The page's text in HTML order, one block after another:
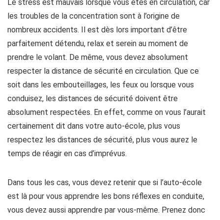
Le stress est mauvais lorsque vous êtes en circulation, car
les troubles de la concentration sont à l’origine de
nombreux accidents. Il est dès lors important d’être
parfaitement détendu, relax et serein au moment de
prendre le volant. De même, vous devez absolument
respecter la distance de sécurité en circulation. Que ce
soit dans les embouteillages, les feux ou lorsque vous
conduisez, les distances de sécurité doivent être
absolument respectées. En effet, comme on vous l’aurait
certainement dit dans votre auto-école, plus vous
respectez les distances de sécurité, plus vous aurez le
temps de réagir en cas d’imprévus.
Dans tous les cas, vous devez retenir que si l’auto-école
est là pour vous apprendre les bons réflexes en conduite,
vous devez aussi apprendre par vous-même. Prenez donc